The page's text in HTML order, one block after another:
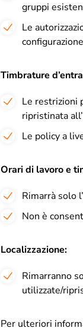
gruppi
Le
Timbrature
Le restrizioni
ripristinata
Le policy a
Orari di lavoro e
Rimarrà solo
Non è
Localizzazione:
Rimarranno
utilizzate/
Per ulteriori